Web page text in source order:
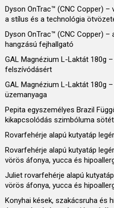
Dyson OnTrac™ (CNC Copper)
a stílus és a technológia
Dyson OnTrac™ (CNC Copper)
hangzású fejhallgató
GAL Magnézium L-Laktát 180g
felszívódásért
GAL Magnézium L-Laktát 180g
üzemanyaga
Pepita egyszemélyes Brazil
kikapcsolódás szimbóluma
Rovarfehérje alapú kutyatáp
Rovarfehérje alapú kutyatáp
vörös áfonya, yucca és
Juliet rovarfehérje alapú
vörös áfonya, yucca és
Konyhai kések, szakácsruha és